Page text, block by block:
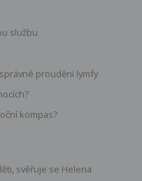
službu
proudění lymfy
kompas?
svěřuje se Helena